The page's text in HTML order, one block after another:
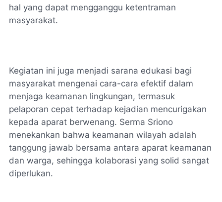
hal yang dapat mengganggu ketentraman
masyarakat.
Kegiatan ini juga menjadi sarana edukasi bagi
masyarakat mengenai cara-cara efektif dalam
menjaga keamanan lingkungan, termasuk
pelaporan cepat terhadap kejadian mencurigakan
kepada aparat berwenang. Serma Sriono
menekankan bahwa keamanan wilayah adalah
tanggung jawab bersama antara aparat keamanan
dan warga, sehingga kolaborasi yang solid sangat
diperlukan.